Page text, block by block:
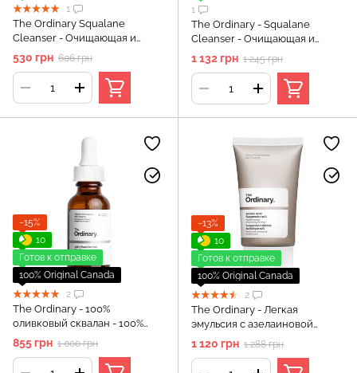
1
The Ordinary Squalane
Cleanser - Очищающая и
увлажняющая эмульсия со
скваланом - 50 мл
530 грн 606 грн
1
The Ordinary - Squalane
Cleanser - Очищающая и
увлажняющая эмульсия со
скваланом - 150 мл
1 132 грн 1 245 грн
−15%
10
Готов к отправке
100% Original Canada
2
The Ordinary - 100%
оливковый сквалан - 100%
Plant-Derived Squalane - 30 ml
855 грн 1 000 грн
−13%
10
Готов к отправке
100% Original Canada
2
The Ordinary - Легкая
эмульсия с азелаиновой
кислотой 10% - Azelaic Acid
Suspension 10% - 30 мл
1 120 грн 1 288 грн